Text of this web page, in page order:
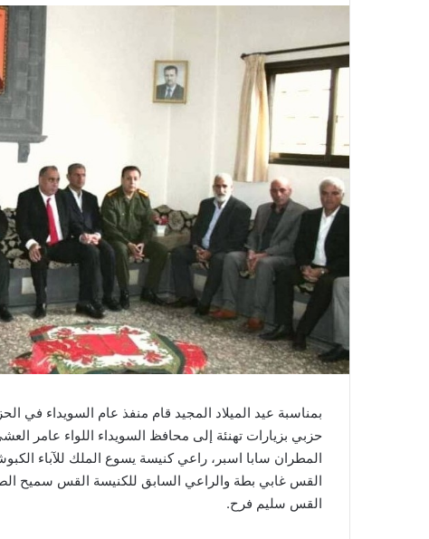
بمناسبة عيد الميلاد المجيد قام منفذ عام السويداء
حزبي بزيارات تهنئة إلى محافظ السويداء اللواء عامر
المطران سابا اسبر، راعي كنيسة يسوع الملك للآباء
القس غابي بطة والراعي السابق للكنيسة القس سميح
القس سليم فرح.